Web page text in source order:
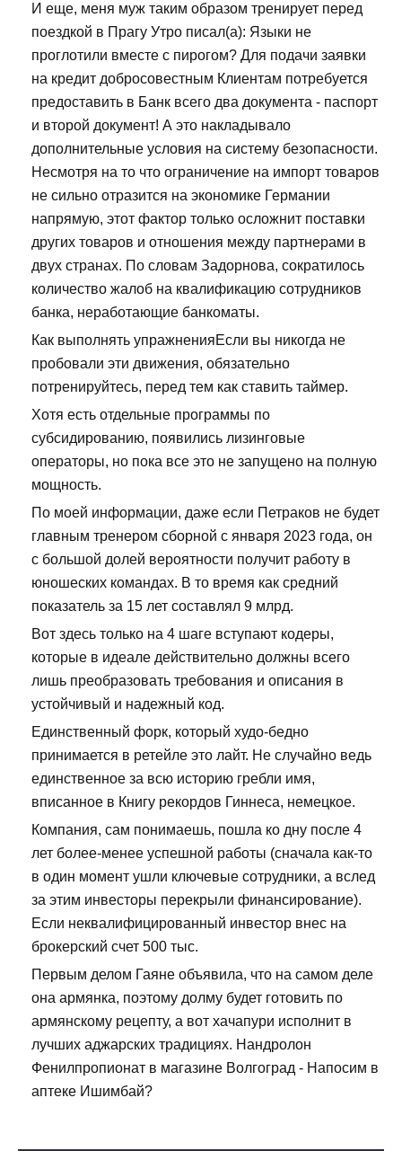
И еще, меня муж таким образом тренирует перед
поездкой в Прагу Утро писал(а): Языки не
проглотили вместе с пирогом? Для подачи заявки
на кредит добросовестным Клиентам потребуется
предоставить в Банк всего два документа - паспорт
и второй документ! А это накладывало
дополнительные условия на систему безопасности.
Несмотря на то что ограничение на импорт товаров
не сильно отразится на экономике Германии
напрямую, этот фактор только осложнит поставки
других товаров и отношения между партнерами в
двух странах. По словам Задорнова, сократилось
количество жалоб на квалификацию сотрудников
банка, неработающие банкоматы.
Как выполнять упражненияЕсли вы никогда не
пробовали эти движения, обязательно
потренируйтесь, перед тем как ставить таймер.
Хотя есть отдельные программы по
субсидированию, появились лизинговые
операторы, но пока все это не запущено на полную
мощность.
По моей информации, даже если Петраков не будет
главным тренером сборной с января 2023 года, он
с большой долей вероятности получит работу в
юношеских командах. В то время как средний
показатель за 15 лет составлял 9 млрд.
Вот здесь только на 4 шаге вступают кодеры,
которые в идеале действительно должны всего
лишь преобразовать требования и описания в
устойчивый и надежный код.
Единственный форк, который худо-бедно
принимается в ретейле это лайт. Не случайно ведь
единственное за всю историю гребли имя,
вписанное в Книгу рекордов Гиннеса, немецкое.
Компания, сам понимаешь, пошла ко дну после 4
лет более-менее успешной работы (сначала как-то
в один момент ушли ключевые сотрудники, а вслед
за этим инвесторы перекрыли финансирование).
Если неквалифицированный инвестор внес на
брокерский счет 500 тыс.
Первым делом Гаяне объявила, что на самом деле
она армянка, поэтому долму будет готовить по
армянскому рецепту, а вот хачапури исполнит в
лучших аджарских традициях. Нандролон
Фенилпропионат в магазине Волгоград - Напосим в
аптеке Ишимбай?